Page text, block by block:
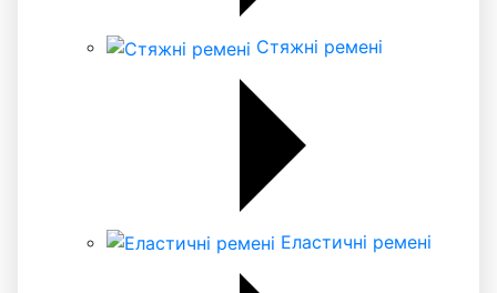
Стяжні ремені
Еластичні ремені